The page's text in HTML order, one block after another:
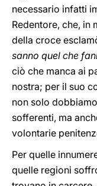
necessario infatti
Redentore, che, in
della croce
sanno quel che
ciò che manca ai
nostra; per il suo
non solo
sofferenti, ma
volontarie
Per quelle
quelle regioni